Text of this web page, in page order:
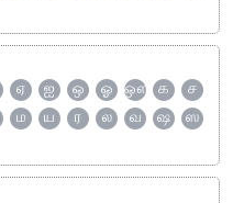
ஏ ஐ ஒ ஓ ஔ க
ச
ம ய ர ல வ ஷ
ஸ